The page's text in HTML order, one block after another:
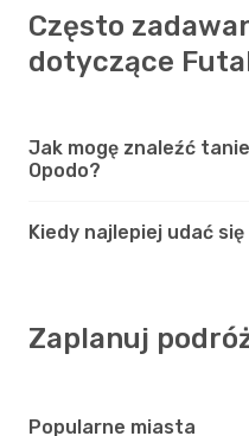
Często
dotyczące
Jak mogę znaleźć
Opodo?
Kiedy najlepiej udać
Zaplanuj
Popularne miasta